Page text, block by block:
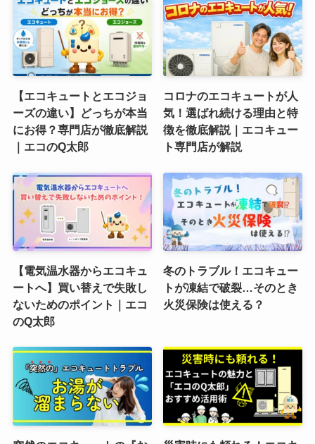
【エコキュートとエコジョ
ーズの違い】どっちが本当
にお得？専門店が徹底解説
｜エコのQ太郎
コロナのエコキュートが人
気！選ばれ続ける理由と特
徴を徹底解説｜エコキュー
ト専門店が解説
【電気温水器からエコキュ
ートへ】買い替えで失敗し
ないためのポイント｜エコ
のQ太郎
冬のトラブル！エコキュー
トが凍結で破裂…そのとき
火災保険は使える？